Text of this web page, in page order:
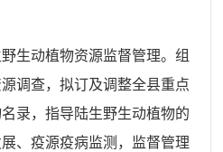
生动植物资源监督管理。组
调查，拟订及调整全县重点
录，指导陆生野生动植物的
、疫源疫病监测，监督管理